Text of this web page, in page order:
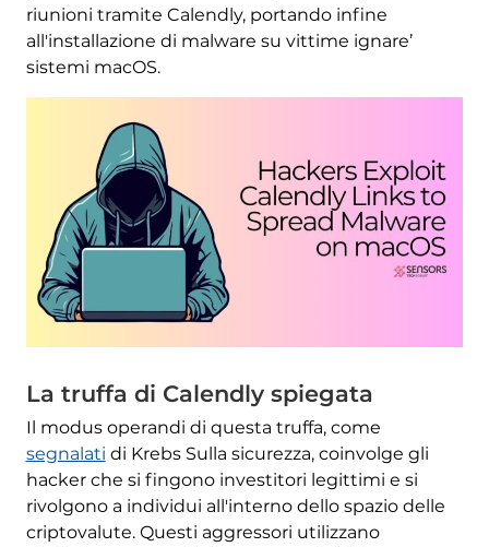
riunioni tramite Calendly, portando infine
all'installazione di malware su vittime ignare’
sistemi macOS.
La truffa di Calendly spiegata
Il modus operandi di questa truffa, come
segnalati di Krebs Sulla sicurezza, coinvolge gli
hacker che si fingono investitori legittimi e si
rivolgono a individui all'interno dello spazio delle
criptovalute. Questi aggressori utilizzano